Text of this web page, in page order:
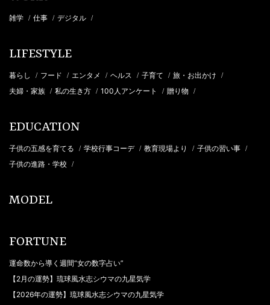
雑学 / 仕事 / デジタル /
LIFESTYLE
暮らし / フード / エンタメ / ヘルス / 子育て / 旅・お出かけ /
夫婦・家族 / 私の生き方 / 100人アンケート / 贈り物 /
EDUCATION
子供の五感を育てる / 学校行事コーデ / 教育現場より / 子供の習い事 /
子供の進路・学校 /
MODEL
FORTUNE
運命数から導く週間“女の数字占い”
【2月の運勢】琉球風水志シウマの九星気学
【2026年の運勢】琉球風水志シウマの九星気学